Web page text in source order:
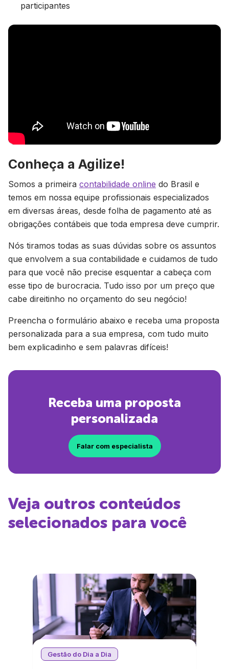
participantes
Conheça a Agilize!
Somos a primeira contabilidade online do Brasil e
temos em nossa equipe profissionais especializados
em diversas áreas, desde folha de pagamento até as
obrigações contábeis que toda empresa deve cumprir.
Nós tiramos todas as suas dúvidas sobre os assuntos
que envolvem a sua contabilidade e cuidamos de tudo
para que você não precise esquentar a cabeça com
esse tipo de burocracia. Tudo isso por um preço que
cabe direitinho no orçamento do seu negócio!
Preencha o formulário abaixo e receba uma proposta
personalizada para a sua empresa, com tudo muito
bem explicadinho e sem palavras difíceis!
Receba uma proposta
personalizada
Falar com especialista
Veja outros conteúdos
selecionados para você
Gestão do Dia a Dia